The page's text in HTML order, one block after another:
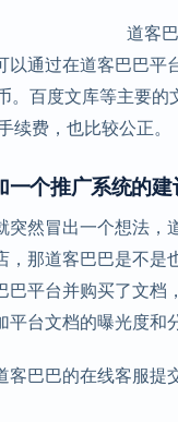
道客
以通过在道客巴巴平
。百度文库等主要
续费，也比较公正。
一个推广系统的建
突然冒出一个想法，
，那道客巴巴是不是
巴平台并购买了文档
平台文档的曝光度和
客巴巴的在线客服提